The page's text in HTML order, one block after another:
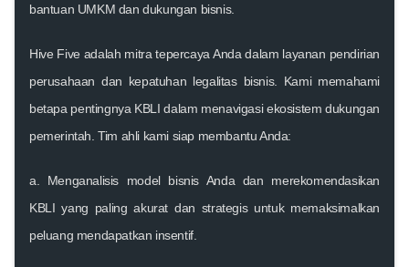
bantuan UMKM dandukungan bisnis.
Hive Five adalah mitra tepercaya Anda dalam layanan pendirian
perusahaan dan kepatuhan legalitas bisnis. Kami memahami
betapa pentingnya KBLI dalam menavigasi ekosistem dukungan
pemerintah. Tim ahli kami siap membantu Anda:
a. Menganalisis model bisnis Anda dan merekomendasikan
KBLI yang paling akurat dan strategis untuk memaksimalkan
peluang mendapatkan insentif.